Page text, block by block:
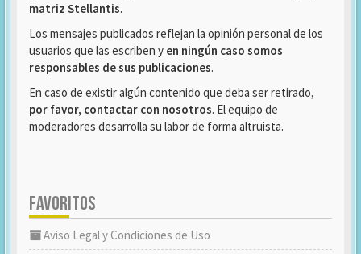
matriz Stellantis.
Los mensajes publicados reflejan la opinión personal de los
usuarios que las escriben y en ningún caso somos
responsables de sus publicaciones.
En caso de existir algún contenido que deba ser retirado,
por favor, contactar con nosotros. El equipo de
moderadores desarrolla su labor de forma altruista.
FAVORITOS
Aviso Legal y Condiciones de Uso